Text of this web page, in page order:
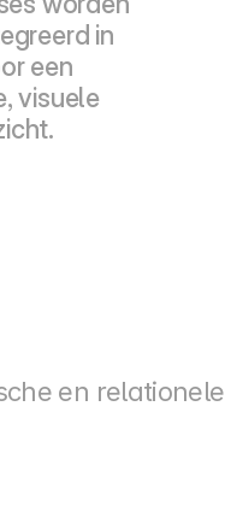
in
een
visuele
en relationele